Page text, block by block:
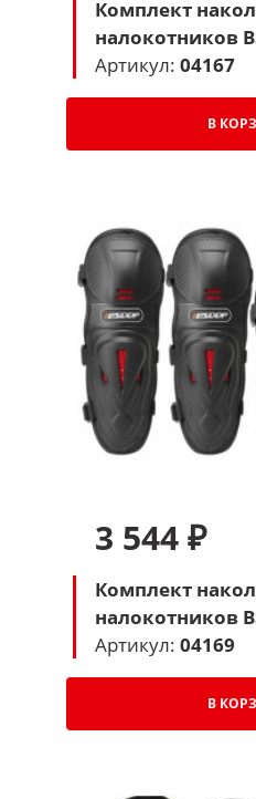
Комплект
налокотников
(черный-
Артикул: 04167
В
3 544 ₽
Комплект
налокотников
(черный)
Артикул: 04169
В